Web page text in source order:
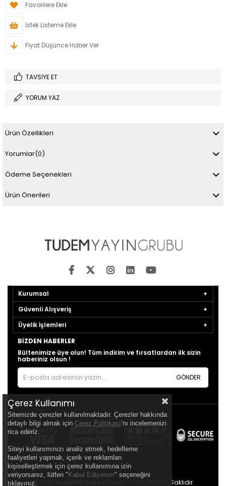
Favorilere Ekle
İstek Listeme Ekle
Fiyat Düşünce Haber Ver
TAVSIYE ET
YORUM YAZ
Ürün Özellikleri
Yorumlar(0)
Ödeme Seçenekleri
Ürün Önerileri
Kurumsal
Güvenli Alışveriş
Üyelik İşlemleri
BIZDEN HABERLER
Bültenimize üye olun! Tüm indirim ve fırsatlardan ilk sizin
haberiniz olsun !
GÖNDER
© 2026 - Tüm Hakları Saklıdır.
Çerez Kullanımı
Sitemizde çerezler kullanılmaktadır. Çerezler hakkında
detaylı bilgi almak için Çerez Politikası’nı incelemenizi
rica ederiz.
Siteyi kullanımınızı analiz etmek, hedefleme
faaliyetleri yapmak, içerik ve reklamları
kişiselleştirmek için çerez kullanımına izin
veriyorsanız, lütfen " Kabul Ediyorum" seçeneğini
tıklayınız.